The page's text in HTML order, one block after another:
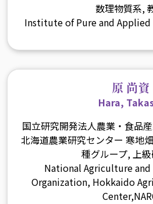
数理物質系,
Institute of Pure and Applied
原 尚資
Hara,
国立研究開発法人農業・食品
北海道農業研究センター 寒地
種グループ, 上
National Agriculture and
Organization, Hokkaido